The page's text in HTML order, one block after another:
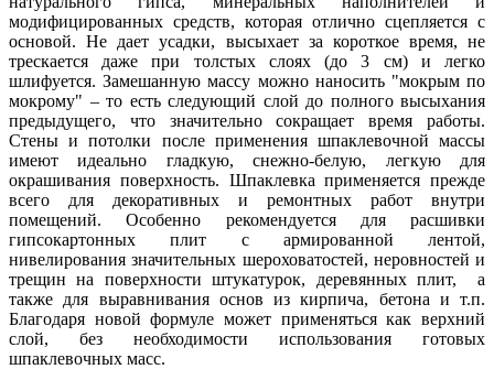
модифицированных средств, которая отлично сцепляется с
основой. Не дает усадки, высыхает за короткое время, не
трескается даже при толстых слоях (до 3 см) и легко
шлифуется. Замешанную массу можно наносить "мокрым по
мокрому" – то есть следующий слой до полного высыхания
предыдущего, что значительно сокращает время работы.
Стены и потолки после применения шпаклевочной массы
имеют идеально гладкую, снежно-белую, легкую для
окрашивания поверхность. Шпаклевка применяется прежде
всего для декоративных и ремонтных работ внутри
помещений. Особенно рекомендуется для расшивки
гипсокартонных плит с армированной лентой,
нивелирования значительных шероховатостей, неровностей и
трещин на поверхности штукатурок, деревянных плит, а
также для выравнивания основ из кирпича, бетона и т.п.
Благодаря новой формуле может применяться как верхний
слой, без необходимости использования готовых
шпаклевочных масс.